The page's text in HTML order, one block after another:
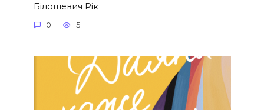
Білошевич Рік
0 5